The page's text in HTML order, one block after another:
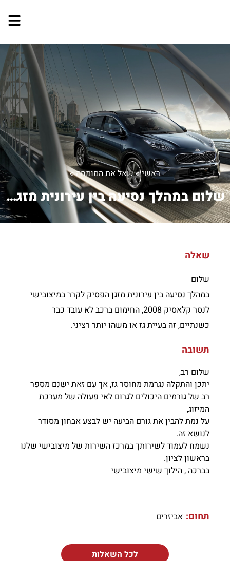
ראשי»שאל את המומחה»
שלום במהלך נסיעה בין עירונית מזגן הפ...
שאלה
שלום
במהלך נסיעה בין עירונית מזגן הפסיק לקרר במיצובישי
לנסר קלאסיק 2008, החימום ברכב לא עובד כבר
כשנתיים, זה בעיית גז או משהו יותר רציני.
תשובה
שלום רב,
יתכן והתקלה נגרמת מחוסר גז, אך עם זאת ישנם מספר
רב של גורמים היכולים לגרום לאי פעולה של מערכת
המיזוג,
על נמת להבין את גורם הביעה יש לבצע אבחון מסודר
לנושא זה.
נשמח לעמוד לשירותך במרכז השירות של מיצובישי שלנו
בראשון לציון.
בברכה , הילוך שישי מיצובישי
תחום: אביזרים
לכל השאלות